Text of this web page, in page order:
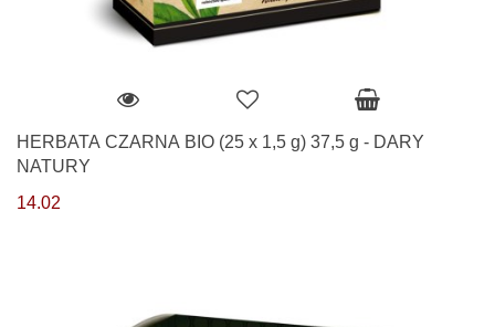
HERBATA CZARNA BIO (25 x 1,5 g) 37,5 g - DARY
NATURY
14.02